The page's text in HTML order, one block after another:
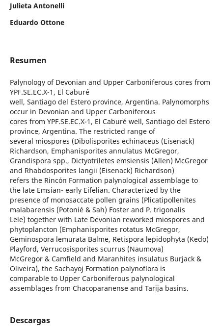
Julieta Antonelli
Eduardo Ottone
Resumen
Palynology of Devonian and Upper Carboniferous cores from
YPF.SE.EC.X-1, El Caburé
well, Santiago del Estero province, Argentina. Palynomorphs
occur in Devonian and Upper Carboniferous
cores from YPF.SE.EC.X-1, El Caburé well, Santiago del Estero
province, Argentina. The restricted range of
several miospores (Dibolisporites echinaceus (Eisenack)
Richardson, Emphanisporites annulatus McGregor,
Grandispora spp., Dictyotriletes emsiensis (Allen) McGregor
and Rhabdosporites langii (Eisenack) Richardson)
refers the Rincón Formation palynological assemblage to
the late Emsian- early Eifelian. Characterized by the
presence of monosaccate pollen grains (Plicatipollenites
malabarensis (Potonié & Sah) Foster and P. trigonalis
Lele) together with Late Devonian reworked miospores and
phytoplancton (Emphanisporites rotatus McGregor,
Geminospora lemurata Balme, Retispora lepidophyta (Kedo)
Playford, Verrucosisporites scurrus (Naumova)
McGregor & Camfield and Maranhites insulatus Burjack &
Oliveira), the Sachayoj Formation palynoflora is
comparable to Upper Carboniferous palynological
assemblages from Chacoparanense and Tarija basins.
Descargas